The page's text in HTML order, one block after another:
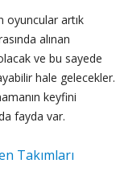
oyuncular artık
alınan
ve bu sayede
hale gelecekler.
keyfini
fayda var.
Takımları